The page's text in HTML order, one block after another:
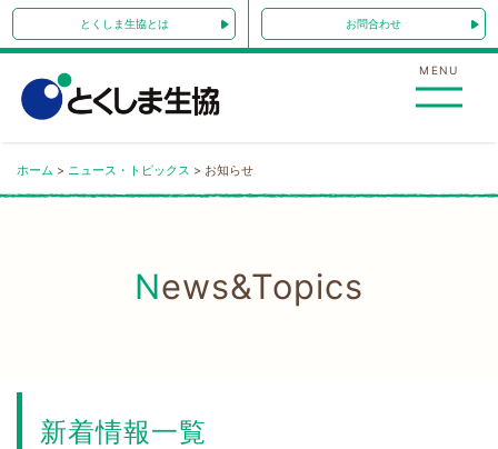
Skip
to
とくしま生協とは お問合わせ
MENU
ホーム > ニュース・トピックス > お知らせ
News&Topics
新着情報一覧